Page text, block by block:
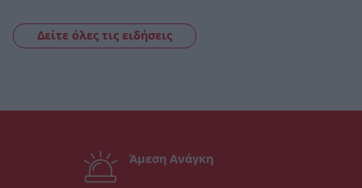
Δείτε όλες τις ειδήσεις
Άμεση Ανάγκη